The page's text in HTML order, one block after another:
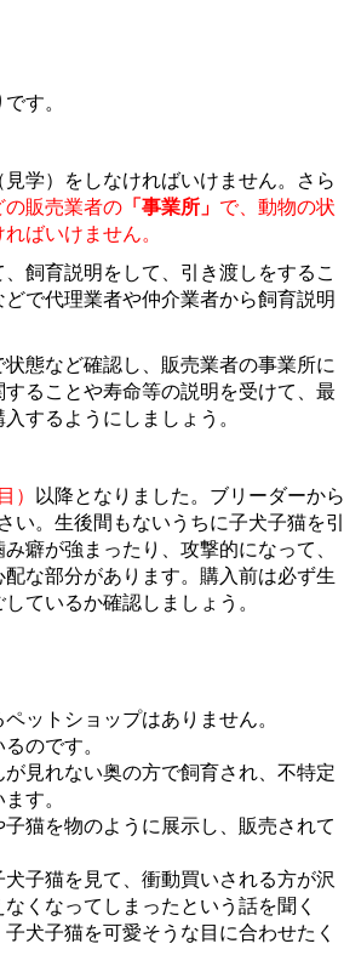
す。
学）をしなければいけません。さら
の販売業者の 「事業所」 で、動物の状
ばいけません。
飼育説明をして、引き渡しをするこ
で代理業者や仲介業者から飼育説明
態など確認し、販売業者の事業所に
ることや寿命等の説明を受けて、最
するようにしましょう。
） 以降となりました。ブリーダーから
。生後間もないうちに子犬子猫を引
癖が強まったり、攻撃的になって、
な部分があります。購入前は必ず生
ているか確認しましょう。
ットショップはありません。
のです。
見れない奥の方で飼育され、不特定
す。
猫を物のように展示し、販売されて
子猫を見て、衝動買いされる方が沢
くなってしまったという話を聞く
犬子猫を可愛そうな目に合わせたく